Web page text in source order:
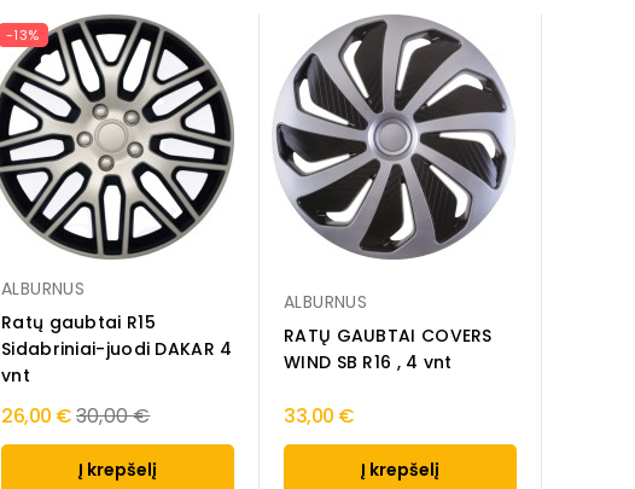
-13%
ALBURNUS
Ratų gaubtai R15
Sidabriniai-juodi DAKAR 4
vnt
26,00 €Regular
price
30,00 €
Į krepšelį
ALBURNUS
RATŲ GAUBTAI COVERS
WIND SB R16 , 4 vnt
33,00 €
Į krepšelį